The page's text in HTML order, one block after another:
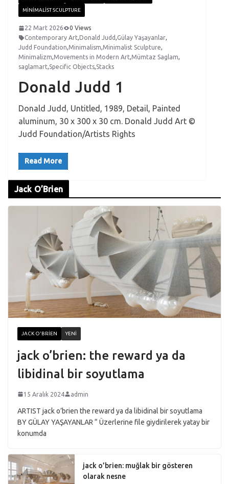
MINIMALIST SCULPTURE
22 Mart 2026
0 Views
Contemporary Art,Donald Judd,Gülay Yaşayanlar,
Judd Foundation,Minimalism,Minimalist Sculpture,
Minimalizm,Movements in Modern Art,Mümtaz Saglam,
saglamart,Specific Objects,Stacks
Donald Judd 1
Donald Judd, Untitled, 1989, Detail, Painted
aluminum, 30 x 300 x 30 cm. Donald Judd Art ©
Judd Foundation/Artists Rights
Read More
Jack O’Brien
JACK O'BRIEN YENI
jack o’brien: the reward ya da
libidinal bir soyutlama
15 Aralık 2024 admin
ARTIST jack o’brien the reward ya da libidinal bir soyutlama
BY GÜLAY YAŞAYANLAR “ Üzerlerine file giydirilerek yatay bir
konumda
jack o’brien: muğlak bir gösteren
olarak nesne